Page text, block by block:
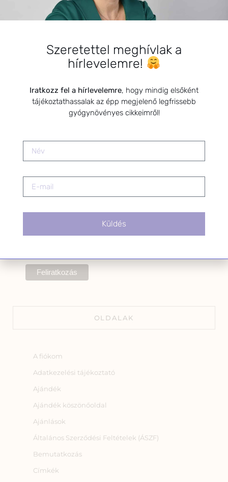
HÍRLEVÉL
HÍRLEVÉL FELIRATKOZÁS
E-mail cím*
Kérlek a feliratkozáshoz fogadd el
az alábbi nyilatkozatot:
Hozzájárulok, hogy az
Adatkezelési tájékoztatóban
foglaltak szerint a HerbClinic
leiratkozhatsz a levél alján található
OLDALAK
A fiókom
Adatkezelési tájékoztató
Ajándék
Ajándék köszönőoldal
Ajánlások
Általános Szerződési Feltételek (ÁSZF)
Bemutatkozás
Címkék
Szeretettel meghívlak a
hírlevelemre!
Iratkozz fel a hírlevelemre, hogy mindig elsőként
tájékoztathassalak az épp megjelenő legfrissebb
gyógynövényes cikkeimről!
Küldés